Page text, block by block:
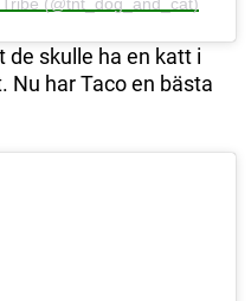
(@tnt_dog_and_cat)
de skulle ha en katt i
Nu har Taco en bästa